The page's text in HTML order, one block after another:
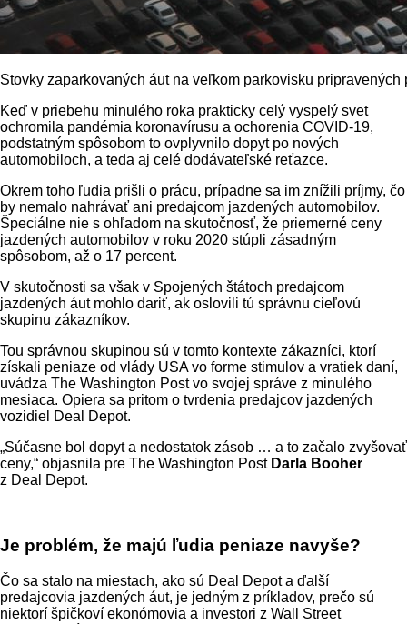
Stovky zaparkovaných áut na veľkom parkovisku
Keď v priebehu minulého roka prakticky celý vyspelý svet
ochromila pandémia koronavírusu a ochorenia COVID-19,
podstatným spôsobom to ovplyvnilo dopyt po nových
automobiloch, a teda aj celé dodávateľské reťazce.
Okrem toho ľudia prišli o prácu, prípadne sa im znížili príjmy, čo
by nemalo nahrávať ani predajcom jazdených automobilov.
Špeciálne nie s ohľadom na skutočnosť, že priemerné ceny
jazdených automobilov v roku 2020 stúpli zásadným
spôsobom, až o 17 percent.
V skutočnosti sa však v Spojených štátoch predajcom
jazdených áut mohlo dariť, ak oslovili tú správnu cieľovú
skupinu zákazníkov.
Tou správnou skupinou sú v tomto kontexte zákazníci, ktorí
získali peniaze od vlády USA vo forme stimulov a vratiek daní,
uvádza The Washington Post vo svojej správe z minulého
mesiaca. Opiera sa pritom o tvrdenia predajcov jazdených
vozidiel Deal Depot.
„Súčasne bol dopyt a nedostatok zásob … a to začalo zvyšovať
ceny,“ objasnila pre The Washington Post Darla Booher
z Deal Depot.
Je problém, že majú ľudia peniaze navyše?
Čo sa stalo na miestach, ako sú Deal Depot a ďalší
predajcovia jazdených áut, je jedným z príkladov, prečo sú
niektorí špičkoví ekonómovia a investori z Wall Street